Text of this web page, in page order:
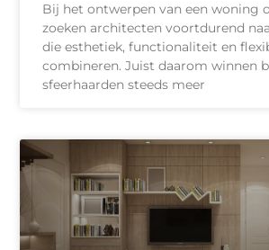
Bij het ontwerpen van een woning
zoeken architecten voortdurend
die esthetiek, functionaliteit en
combineren. Juist daarom winnen
sfeerhaarden steeds meer